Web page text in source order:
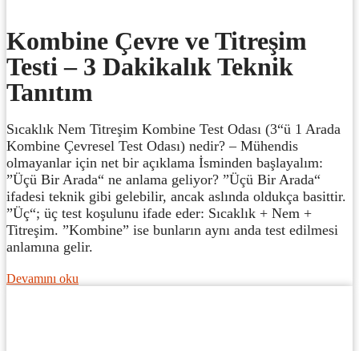
Kombine Çevre ve Titreşim
Testi – 3 Dakikalık Teknik
Tanıtım
Sıcaklık Nem Titreşim Kombine Test Odası (3“ü 1 Arada
Kombine Çevresel Test Odası) nedir? – Mühendis
olmayanlar için net bir açıklama İsminden başlayalım:
”Üçü Bir Arada“ ne anlama geliyor? ”Üçü Bir Arada“
ifadesi teknik gibi gelebilir, ancak aslında oldukça basittir.
”Üç“; üç test koşulunu ifade eder: Sıcaklık + Nem +
Titreşim. ”Kombine” ise bunların aynı anda test edilmesi
anlamına gelir.
Devamını oku